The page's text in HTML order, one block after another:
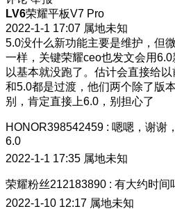
LV6荣耀平板V7 Pro
2022-1-1 17:07 属地未知
5.0没什么新功能主要是维护，但
一样，关键荣耀ceo也发文会用
以基本就没跑了。估计会直接给
和5.0都是过渡，他们两个除了版
别，肯定直接上6.0，别担心了
HONOR398542459 : 嗯嗯，谢谢
6.0
2022-1-1 17:35 属地未知
荣耀粉丝212183890 : 有大约时间
2022-1-10 12:17 属地未知